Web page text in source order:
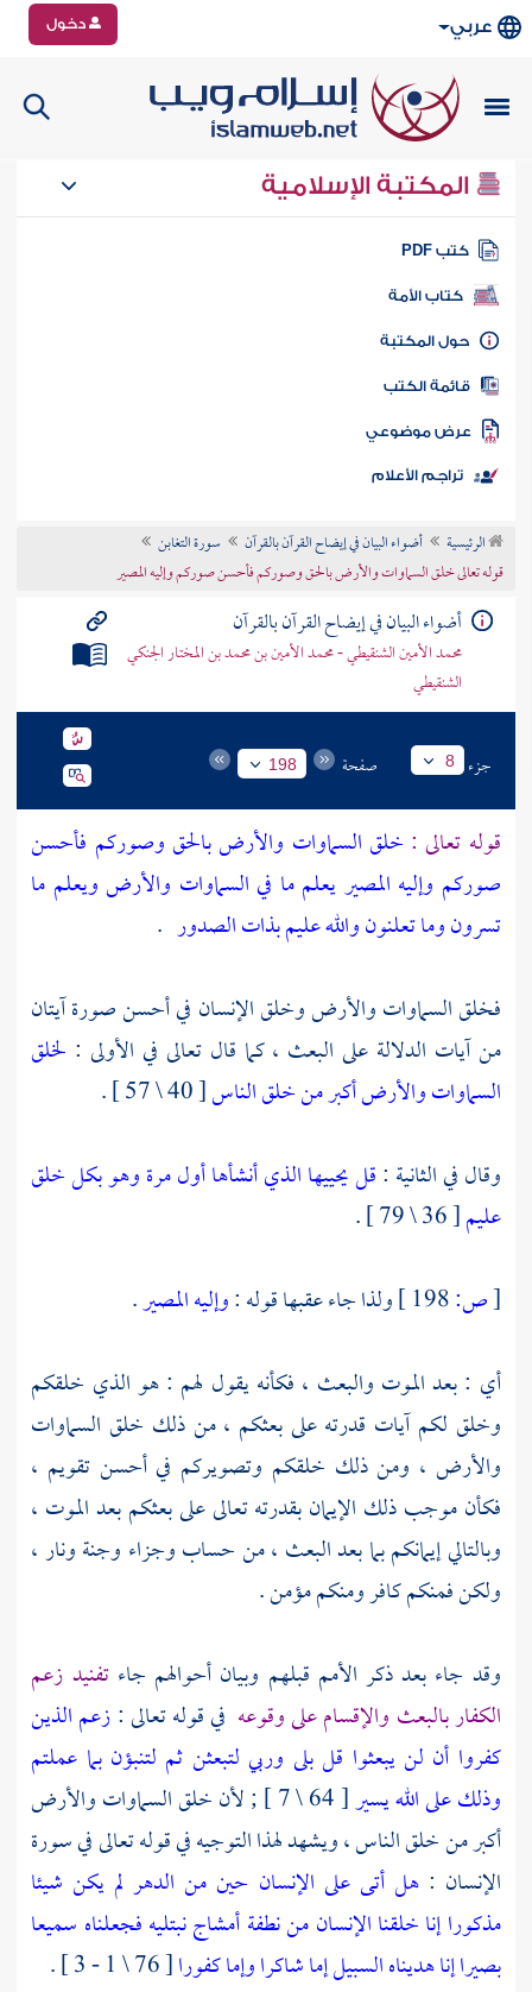
عربي دخول
المكتبة الإسلامية
كتب PDF
كتاب الأمة
المكتبة
الكتب
موضوعي
تراجم الأعلام
الرئيسية أضواء البيان في إيضاح القرآن بالقرآن
سورة التغابن
قوله تعالى خلق السماوات والأرض بالحق وصوركم فأحسن صوركم وإليه المصير
أضواء البيان في إيضاح القرآن بالقرآن
محمد الأمين الشنقيطي - محمد الأمين بن محمد بن المختار الجنكي
الشنقيطي
جزء 8 صفحة 198
قوله تعالى : خلق السماوات والأرض بالحق وصوركم فأحسن
صوركم وإليه المصيريعلم ما في السماوات والأرض ويعلم ما
تسرون وما تعلنون والله عليم بذات الصدور .
فخلق السماوات والأرض وخلق الإنسان في أحسن صورة آيتان
من آيات الدلالة على البعث ، كما قال تعالى في الأولى : لخلق
السماوات والأرض أكبر من خلق الناس[ 40 \ 57 ] .
وقال في الثانية :قل يحييها الذي أنشأها أول مرة وهو بكل خلق
عليم[ 36 \ 79 ] .
[ص: ولذا جاء عقبها قوله :وإليه المصير.
أي : بعد الموت والبعث ، فكأنه يقول لهم : هو الذي خلقكم
وخلق لكم آيات قدرته على بعثكم ، من ذلك خلق السماوات
والأرض ، ومن ذلك خلقكم وتصويركم في أحسن تقويم ،
فكأن موجب ذلك الإيمان بقدرته تعالى على بعثكم بعد الموت ،
وبالتالي إيمانكم بما بعد البعث ، من حساب وجزاء وجنة ونار ،
ولكن فمنكم كافر ومنكم مؤمن .
وقد جاء بعد ذكر الأمم قبلهم وبيان أحوالهم جاءتفنيد زعم
الكفار بالبعث والإقسام على وقوعه في قوله تعالى :زعم الذين
كفروا أن لن يبعثوا قل بلى وربي لتبعثن ثم لتنبؤن بما عملتم
وذلك على الله يسير
[ 64 \ 7 ] ; لأن خلق السماوات والأرض
أكبر من خلق الناس ، ويشهد لهذا التوجيه في قوله تعالى في سورة
الإنسان :هل أتى على الإنسان حين من الدهر لم يكن شيئا
مذكورا إنا خلقنا الإنسان من نطفة أمشاج نبتليه فجعلناه سميعا
بصيرا إنا هديناه السبيل إما شاكرا وإما كفورا[ 76 \ 1 - 3 ] .